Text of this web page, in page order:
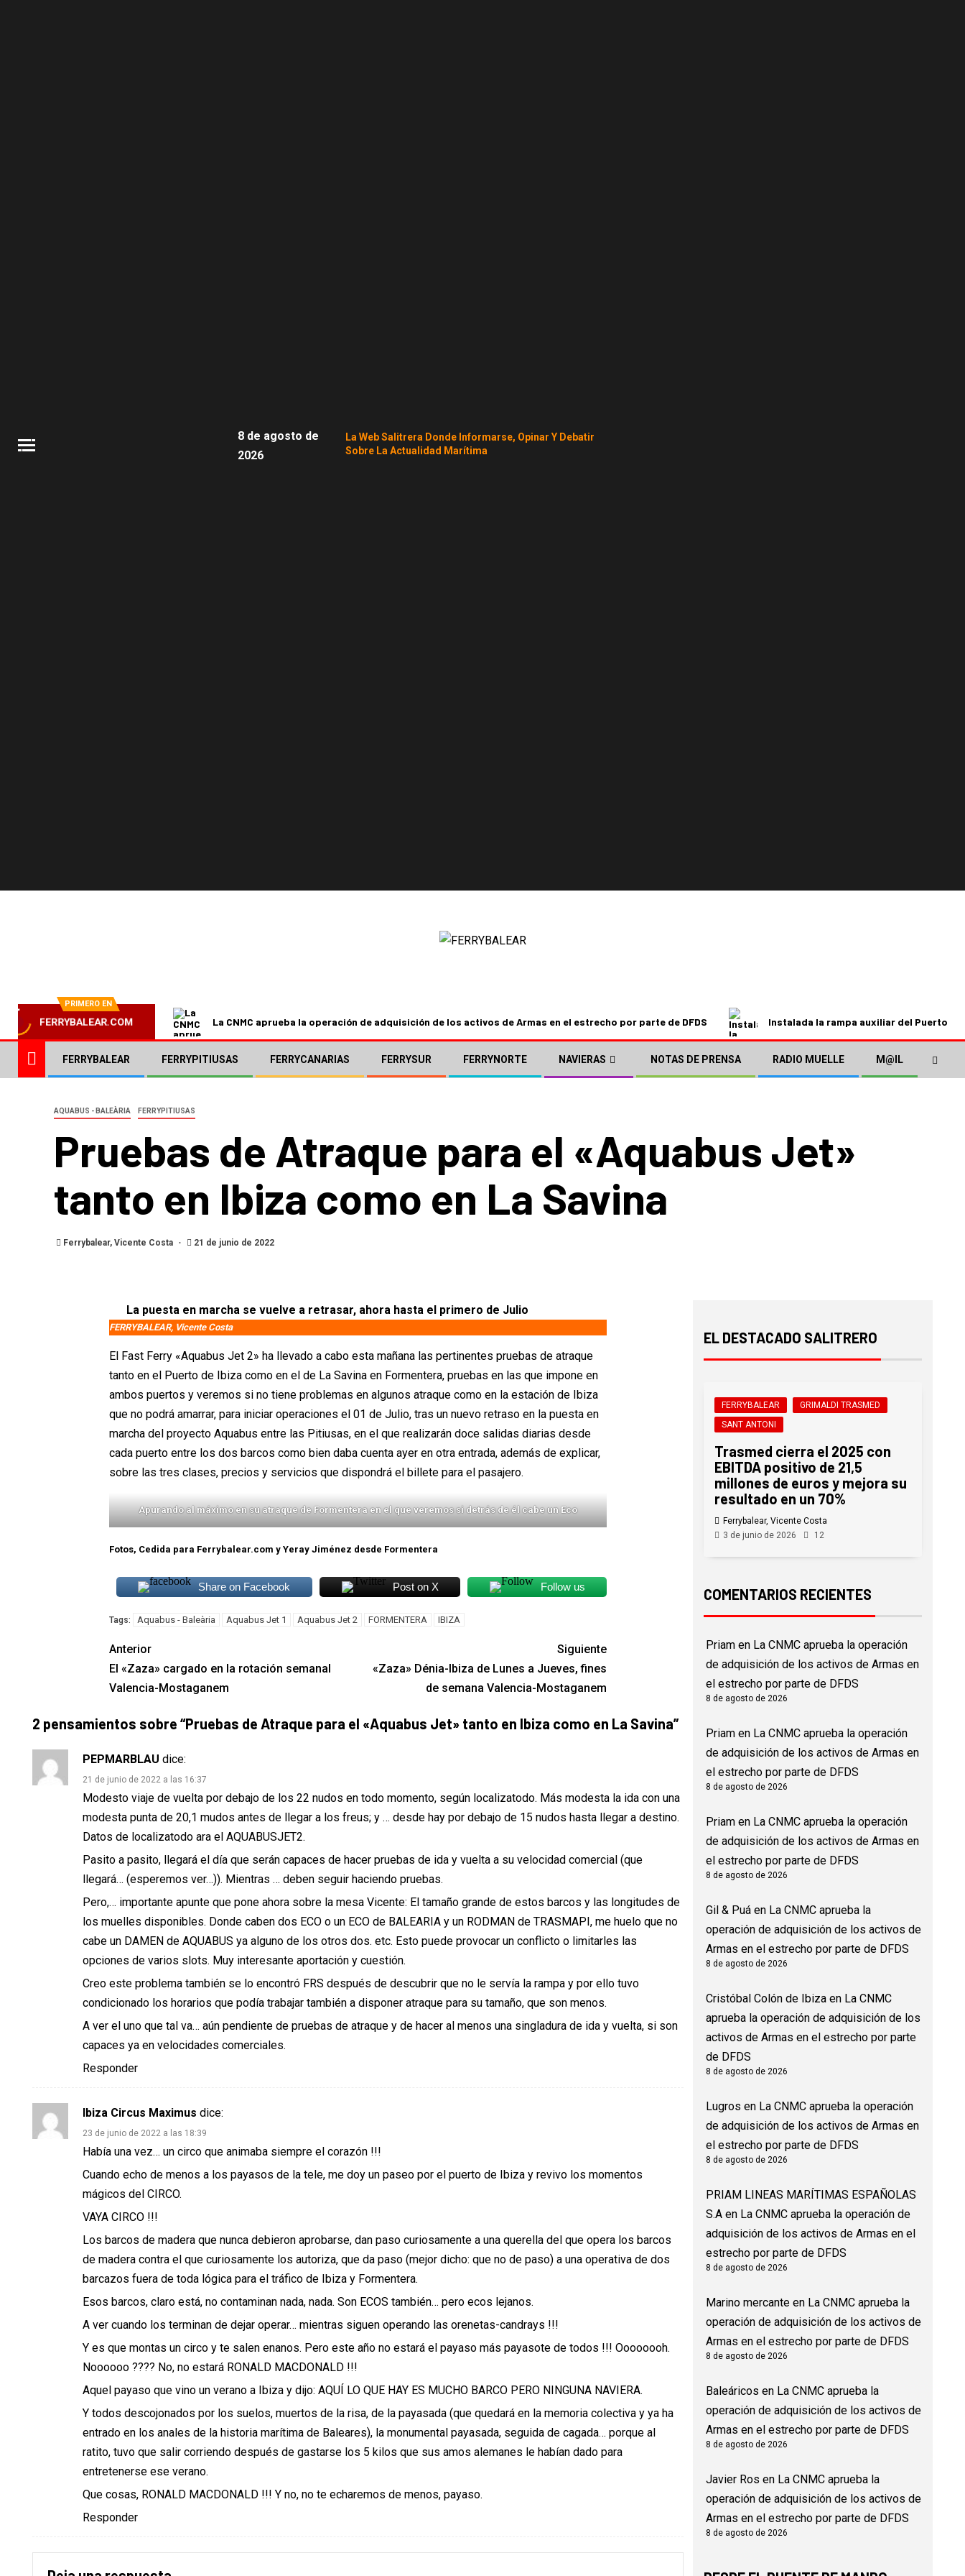
8 de agosto de
2026
La Web Salitrera Donde Informarse, Opinar Y Debatir
Sobre La Actualidad Marítima
PRIMERO EN
FERRYBALEAR.COM La CNMC aprueba la operación de adquisición de los activos de Armas en el estrecho por parte de DFDS Instalada la rampa auxiliar del Puerto de
FERRYBALEAR FERRYPITIUSAS FERRYCANARIAS FERRYSUR FERRYNORTE NAVIERAS NOTAS DE PRENSA RADIO MUELLE M@IL
AQUABUS - BALEÀRIA FERRYPITIUSAS
Pruebas de Atraque para el «Aquabus Jet»
tanto en Ibiza como en La Savina
Ferrybalear, Vicente Costa 21 de junio de 2022
La puesta en marcha se vuelve a retrasar, ahora hasta el primero de Julio
FERRYBALEAR, Vicente Costa
El Fast Ferry «Aquabus Jet 2» ha llevado a cabo esta mañana las pertinentes pruebas de atraque
tanto en el Puerto de Ibiza como en el de La Savina en Formentera, pruebas en las que impone en
ambos puertos y veremos si no tiene problemas en algunos atraque como en la estación de Ibiza
que no podrá amarrar, para iniciar operaciones el 01 de Julio, tras un nuevo retraso en la puesta en
marcha del proyecto Aquabus entre las Pitiusas, en el que realizarán doce salidas diarias desde
cada puerto entre los dos barcos como bien daba cuenta ayer en otra entrada, además de explicar,
sobre las tres clases, precios y servicios que dispondrá el billete para el pasajero.
Apurando al máximo en su atraque de Formentera en el que veremos si detrás de él cabe un Eco
Fotos, Cedida para Ferrybalear.com y Yeray Jiménez desde Formentera
Share on Facebook Post on X Follow us
Tags: Aquabus - Baleària Aquabus Jet 1 Aquabus Jet 2 FORMENTERA IBIZA
Anterior
El «Zaza» cargado en la rotación semanal
Valencia-Mostaganem
Siguiente
«Zaza» Dénia-Ibiza de Lunes a Jueves, fines
de semana Valencia-Mostaganem
2 pensamientos sobre “Pruebas de Atraque para el «Aquabus Jet» tanto en Ibiza como en La Savina”
PEPMARBLAU dice:
21 de junio de 2022 a las 16:37
Modesto viaje de vuelta por debajo de los 22 nudos en todo momento, según localizatodo. Más modesta la ida con una
modesta punta de 20,1 mudos antes de llegar a los freus; y … desde hay por debajo de 15 nudos hasta llegar a destino.
Datos de localizatodo ara el AQUABUSJET2.
Pasito a pasito, llegará el día que serán capaces de hacer pruebas de ida y vuelta a su velocidad comercial (que
llegará… (esperemos ver…)). Mientras … deben seguir haciendo pruebas.
Pero,… importante apunte que pone ahora sobre la mesa Vicente: El tamaño grande de estos barcos y las longitudes de
los muelles disponibles. Donde caben dos ECO o un ECO de BALEARIA y un RODMAN de TRASMAPI, me huelo que no
cabe un DAMEN de AQUABUS ya alguno de los otros dos. etc. Esto puede provocar un conflicto o limitarles las
opciones de varios slots. Muy interesante aportación y cuestión.
Creo este problema también se lo encontró FRS después de descubrir que no le servía la rampa y por ello tuvo
condicionado los horarios que podía trabajar también a disponer atraque para su tamaño, que son menos.
A ver el uno que tal va… aún pendiente de pruebas de atraque y de hacer al menos una singladura de ida y vuelta, si son
capaces ya en velocidades comerciales.
Responder
Ibiza Circus Maximus dice:
23 de junio de 2022 a las 18:39
Había una vez… un circo que animaba siempre el corazón !!!
Cuando echo de menos a los payasos de la tele, me doy un paseo por el puerto de Ibiza y revivo los momentos
mágicos del CIRCO.
VAYA CIRCO !!!
Los barcos de madera que nunca debieron aprobarse, dan paso curiosamente a una querella del que opera los barcos
de madera contra el que curiosamente los autoriza, que da paso (mejor dicho: que no de paso) a una operativa de dos
barcazos fuera de toda lógica para el tráfico de Ibiza y Formentera.
Esos barcos, claro está, no contaminan nada, nada. Son ECOS también… pero ecos lejanos.
A ver cuando los terminan de dejar operar… mientras siguen operando las orenetas-candrays !!!
Y es que montas un circo y te salen enanos. Pero este año no estará el payaso más payasote de todos !!! Oooooooh.
Noooooo ???? No, no estará RONALD MACDONALD !!!
Aquel payaso que vino un verano a Ibiza y dijo: AQUÍ LO QUE HAY ES MUCHO BARCO PERO NINGUNA NAVIERA.
Y todos descojonados por los suelos, muertos de la risa, de la payasada (que quedará en la memoria colectiva y ya ha
entrado en los anales de la historia marítima de Baleares), la monumental payasada, seguida de cagada… porque al
ratito, tuvo que salir corriendo después de gastarse los 5 kilos que sus amos alemanes le habían dado para
entretenerse ese verano.
Que cosas, RONALD MACDONALD !!! Y no, no te echaremos de menos, payaso.
Responder
EL DESTACADO SALITRERO
FERRYBALEAR
GRIMALDI TRASMED
SANT ANTONI
Trasmed cierra el 2025 con
EBITDA positivo de 21,5
millones de euros y mejora su
resultado en un 70%
Ferrybalear, Vicente Costa
3 de junio de 2026
12
COMENTARIOS RECIENTES
Priamen La CNMC aprueba la operación
de adquisición de los activos de Armas en
el estrecho por parte de DFDS
8 de agosto de 2026
Priamen La CNMC aprueba la operación
de adquisición de los activos de Armas en
el estrecho por parte de DFDS
8 de agosto de 2026
Priamen La CNMC aprueba la operación
de adquisición de los activos de Armas en
el estrecho por parte de DFDS
8 de agosto de 2026
Gil & Puáen La CNMC aprueba la
operación de adquisición de los activos de
Armas en el estrecho por parte de DFDS
8 de agosto de 2026
Cristóbal Colón de Ibizaen La CNMC
aprueba la operación de adquisición de los
activos de Armas en el estrecho por parte
de DFDS
8 de agosto de 2026
Lugros en La CNMC aprueba la operación
de adquisición de los activos de Armas en
el estrecho por parte de DFDS
8 de agosto de 2026
PRIAM LINEAS MARÍTIMAS ESPAÑOLAS
S.Aen La CNMC aprueba la operación de
adquisición de los activos de Armas en el
estrecho por parte de DFDS
8 de agosto de 2026
Marino mercanteen La CNMC aprueba la
operación de adquisición de los activos de
Armas en el estrecho por parte de DFDS
8 de agosto de 2026
Baleáricos en La CNMC aprueba la
operación de adquisición de los activos de
Armas en el estrecho por parte de DFDS
8 de agosto de 2026
Javier Ros en La CNMC aprueba la
operación de adquisición de los activos de
Armas en el estrecho por parte de DFDS
8 de agosto de 2026